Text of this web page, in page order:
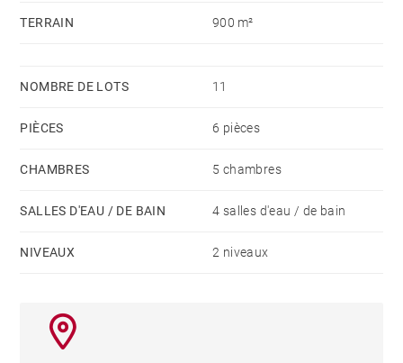
TERRAIN 900 m²
NOMBRE DE LOTS 11
PIÈCES 6 pièces
CHAMBRES 5 chambres
SALLES D'EAU / DE BAIN 4 salles d'eau / de bain
NIVEAUX 2 niveaux